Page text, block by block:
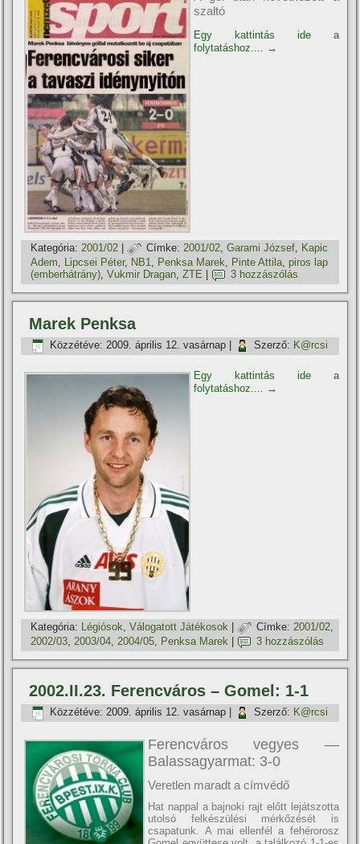
szaltó
Egy kattintás ide a
folytatáshoz.... →
Kategória: 2001/02 Címke: 2001/02 ,Garami József
Kapic
Adem
Lipcsei Péter, NB1 Penksa Marek Pinte Attila ,piros lap
(emberhátrány) ,Vukmir Dragan ,ZTE 3 hozzászólás
Marek Penksa
Közzétéve: 2009. április 12. vasárnap Szerző: K@rcsi
Egy kattintás ide a
folytatáshoz....
→
Kategória: Légiósok,Válogatott Játékosok | Címke: 2001/02,
2002/03,2003/04,2004/05, Penksa Marek 3 hozzászólás
2002.II.23. Ferencváros – Gomel: 1-1
Közzétéve: 2009. április 12. vasárnap Szerző: K@rcsi
Ferencváros vegyes —
Balassagyarmat: 3-0
Veretlen maradt a címvédő
Hat nappal a bajnoki rajt előtt lejátszotta
utolsó felkészülési mérkőzését is
csapatunk. A mai ellenfél a fehérorosz